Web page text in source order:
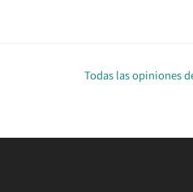
Todas las opiniones